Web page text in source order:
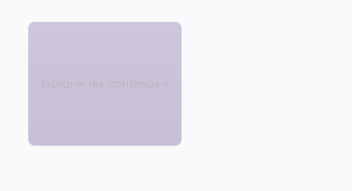
Explorer les contenus